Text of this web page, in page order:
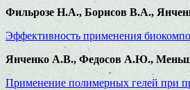
Фильрозе Н.А., Борисов В.А.,
Эффективность применения
Янченко А.В., Федосов А.Ю.,
Применение полимерных гелей при